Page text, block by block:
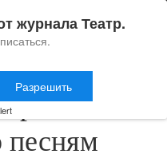
песням
журнала Театр.
Разрешить